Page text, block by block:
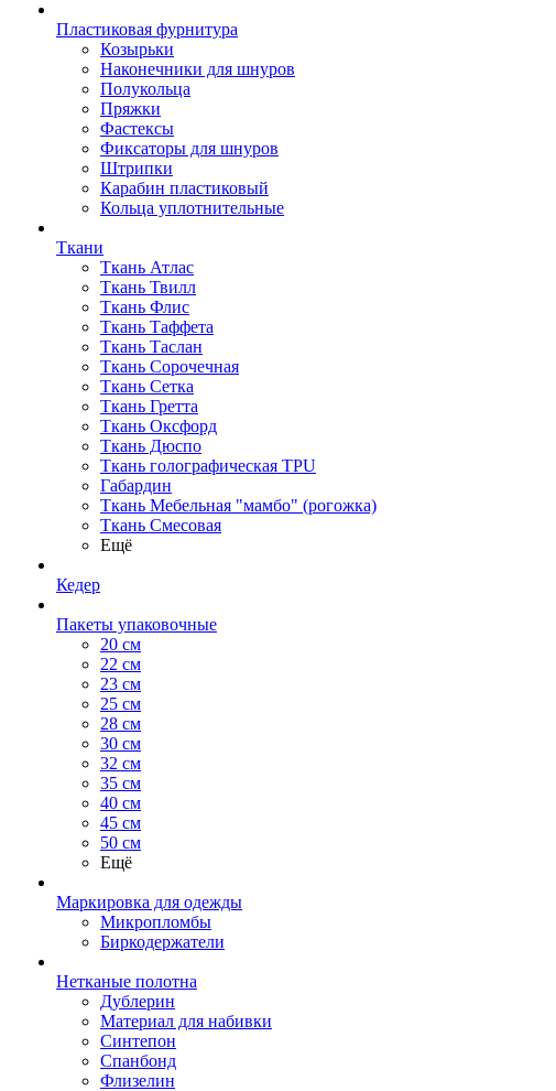
Пластиковая фурнитура
Козырьки
Наконечники для шнуров
Полукольца
Пряжки
Фастексы
Фиксаторы для шнуров
Штрипки
Карабин пластиковый
Кольца уплотнительные
Ткани
Ткань Атлас
Ткань Твилл
Ткань Флис
Ткань Таффета
Ткань Таслан
Ткань Сорочечная
Ткань Сетка
Ткань Гретта
Ткань Оксфорд
Ткань Дюспо
Ткань голографическая TPU
Габардин
Ткань Мебельная "мамбо" (рогожка)
Ткань Смесовая
Ещё
Кедер
Пакеты упаковочные
20 см
22 см
23 см
25 см
28 см
30 см
32 см
35 см
40 см
45 см
50 см
Ещё
Маркировка для одежды
Микропломбы
Биркодержатели
Нетканые полотна
Дублерин
Материал для набивки
Синтепон
Спанбонд
Флизелин